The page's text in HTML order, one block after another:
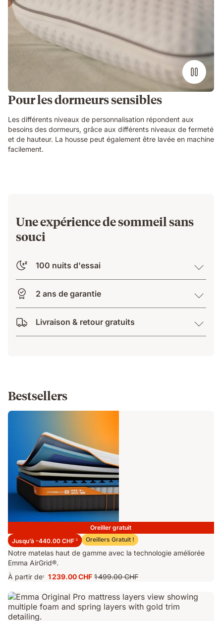
Pour les dormeurs sensibles
Les différents niveaux de personnalisation répondent aux
besoins des dormeurs, grâce aux différents niveaux de fermeté
et de hauteur. La housse peut également être lavée en machine
facilement.
Une expérience de sommeil sans
souci
100 nuits d'essai
2 ans de garantie
Livraison & retour gratuits
Bestsellers
Oreiller gratuit
Jusqu’à -440.00 CHF 2 Oreillers Gratuit !
Matelas Emma Performance 26
Notre matelas haut de gamme avec la technologie améliorée
Emma AirGrid®.
À partir de1
Prix
1 239.00 CHF Prix
1 499.00 CHF
1 499.00 CHF